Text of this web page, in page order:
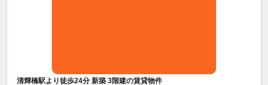
清輝橋駅より徒歩24分 新築 3階建の賃貸物件